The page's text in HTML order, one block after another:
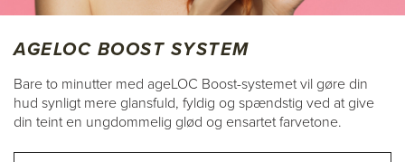
AGELOC BOOST SYSTEM
Bare to minutter med ageLOC Boost-systemet vil gøre din
hud synligt mere glansfuld, fyldig og spændstig ved at give
din teint en ungdommelig glød og ensartet farvetone.